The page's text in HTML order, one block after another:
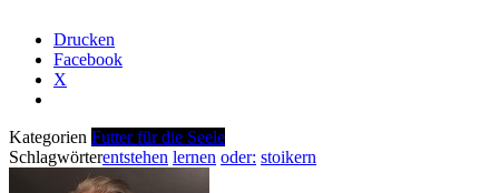
Drucken
Facebook
X
Kategorien Futter für die Seele
Schlagwörterentstehen lernen oder: stoikern